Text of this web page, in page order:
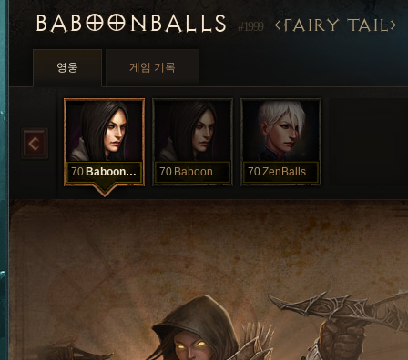
BABOONBALLS #1999 FAIRY TAIL
영웅 게임 기록
70 Baboonballs 70 Baboonballs 70ZenBalls